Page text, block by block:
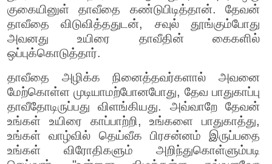
குகையினுள் தாவீதை கண்டுபிடித்தான். தேவன்
தாவீதை விடுவித்ததுடன், சவுல் தூங்கும்போது
அவனது உயிரை தாவீதின் கைகளில்
ஒப்புக்கொடுத்தார்.
தாவீதை அழிக்க நினைத்தவர்களால் அவனை
மேற்கொள்ள முடியாமற்போனபோது, தேவ பாதுகாப்பு
தாவீதோடிருப்பது விளங்கியது. அவ்வாறே தேவன்
உங்கள் உயிரை காப்பாற்றி, உங்களை பாதுகாத்து,
உங்கள் வாழ்வில் தெய்வீக பிரசன்னம் இருப்பதை
உங்கள் விரோதிகளும் அறிந்துகொள்ளும்படி